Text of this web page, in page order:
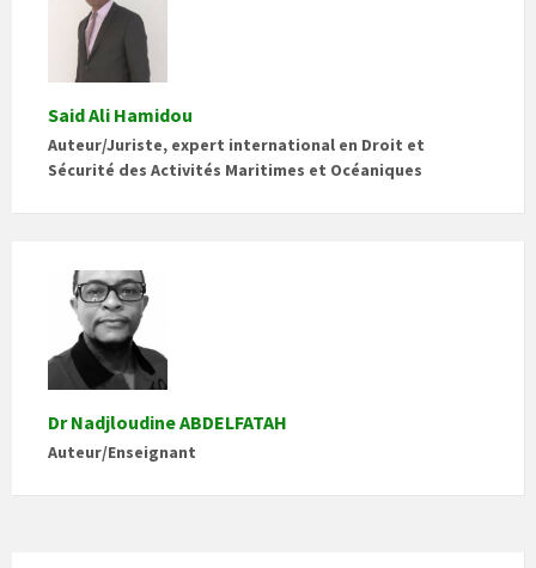
Said Ali Hamidou
Auteur/Juriste, expert international en Droit et
Sécurité des Activités Maritimes et Océaniques
Dr Nadjloudine ABDELFATAH
Auteur/Enseignant